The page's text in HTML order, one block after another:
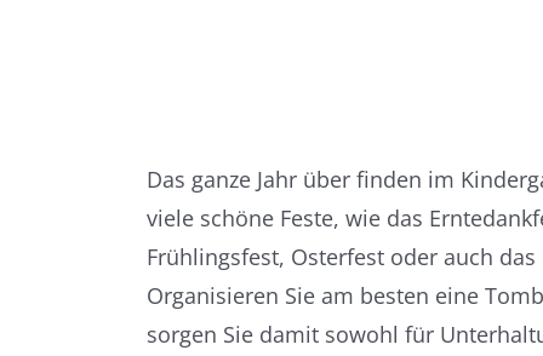
Das ganze Jahr über finden im
viele schöne Feste, wie das
Frühlingsfest, Osterfest oder auch
Organisieren Sie am besten eine
sorgen Sie damit sowohl für